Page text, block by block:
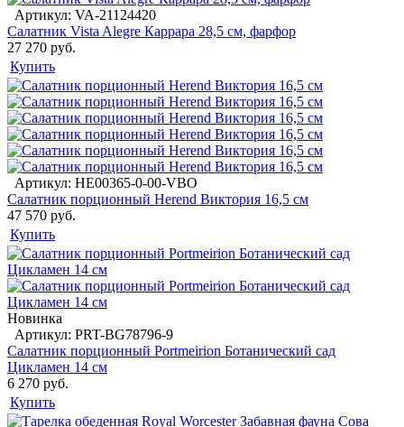
Артикул: VA-21124420
Салатник Vista Alegre Каррара 28,5 см, фарфор
27 270 руб.
Купить
Артикул: HE00365-0-00-VBO
Салатник порционный Herend Виктория 16,5 см
47 570 руб.
Купить
Новинка
Артикул: PRT-BG78796-9
Салатник порционный Portmeirion Ботанический сад
Цикламен 14 см
6 270 руб.
Купить